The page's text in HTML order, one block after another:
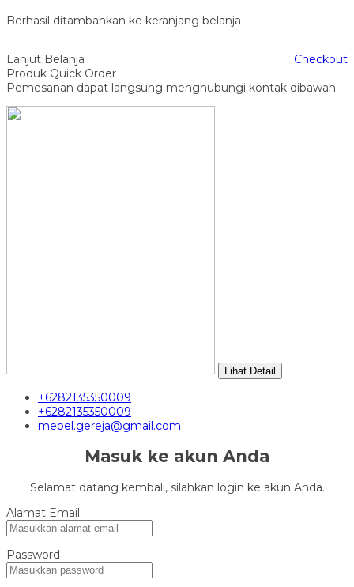
Berhasil ditambahkan ke keranjang belanja
Lanjut Belanja
Checkout
Produk Quick Order
Pemesanan dapat langsung menghubungi kontak dibawah:
Lihat Detail
+6282135350009
+6282135350009
mebel.gereja@gmail.com
Masuk ke akun Anda
Selamat datang kembali, silahkan login ke akun Anda.
Alamat Email
Password